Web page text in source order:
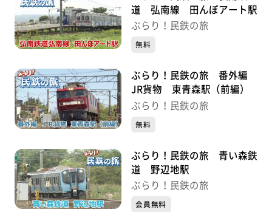
道 弘南線 田んぼアート駅
ぶらり！民鉄の旅
無料
ぶらり！民鉄の旅 番外編
JR貨物 東青森駅（前編）
ぶらり！民鉄の旅
無料
ぶらり！民鉄の旅 青い森鉄
道 野辺地駅
ぶらり！民鉄の旅
会員無料